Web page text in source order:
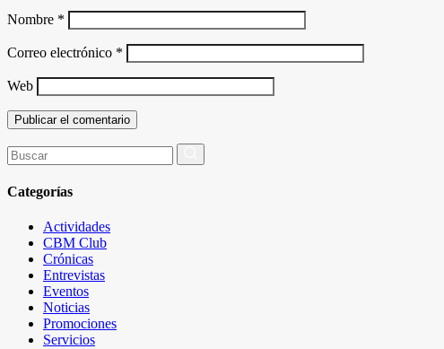
Nombre *
Correo electrónico *
Web
Buscar
por:
Categorías
Actividades
CBM Club
Crónicas
Entrevistas
Eventos
Noticias
Promociones
Servicios